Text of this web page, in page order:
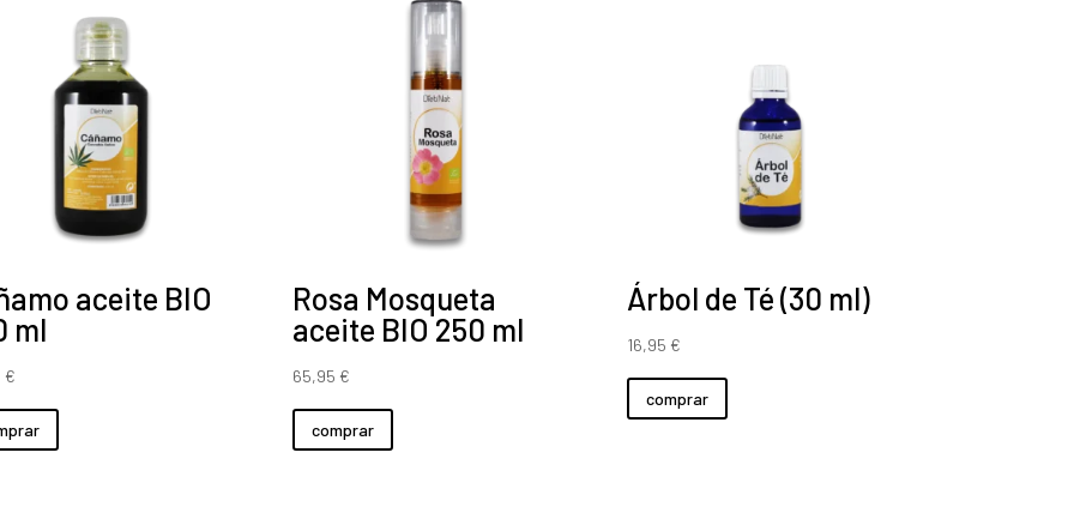
aceite BIO
ml
€
Rosa Mosqueta
aceite BIO 250 ml
65,95 €
comprar
Árbol de Té (30 ml)
16,95 €
comprar